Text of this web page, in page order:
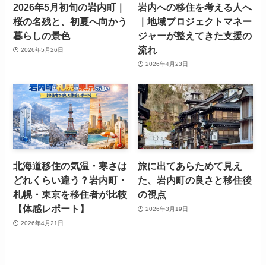
2026年5月初旬の岩内町｜
桜の名残と、初夏へ向かう
暮らしの景色
2026年5月26日
岩内への移住を考える人へ
｜地域プロジェクトマネー
ジャーが整えてきた支援の
流れ
2026年4月23日
北海道移住の気温・寒さは
どれくらい違う？岩内町・
札幌・東京を移住者が比較
【体感レポート】
2026年4月21日
旅に出てあらためて見え
た、岩内町の良さと移住後
の視点
2026年3月19日